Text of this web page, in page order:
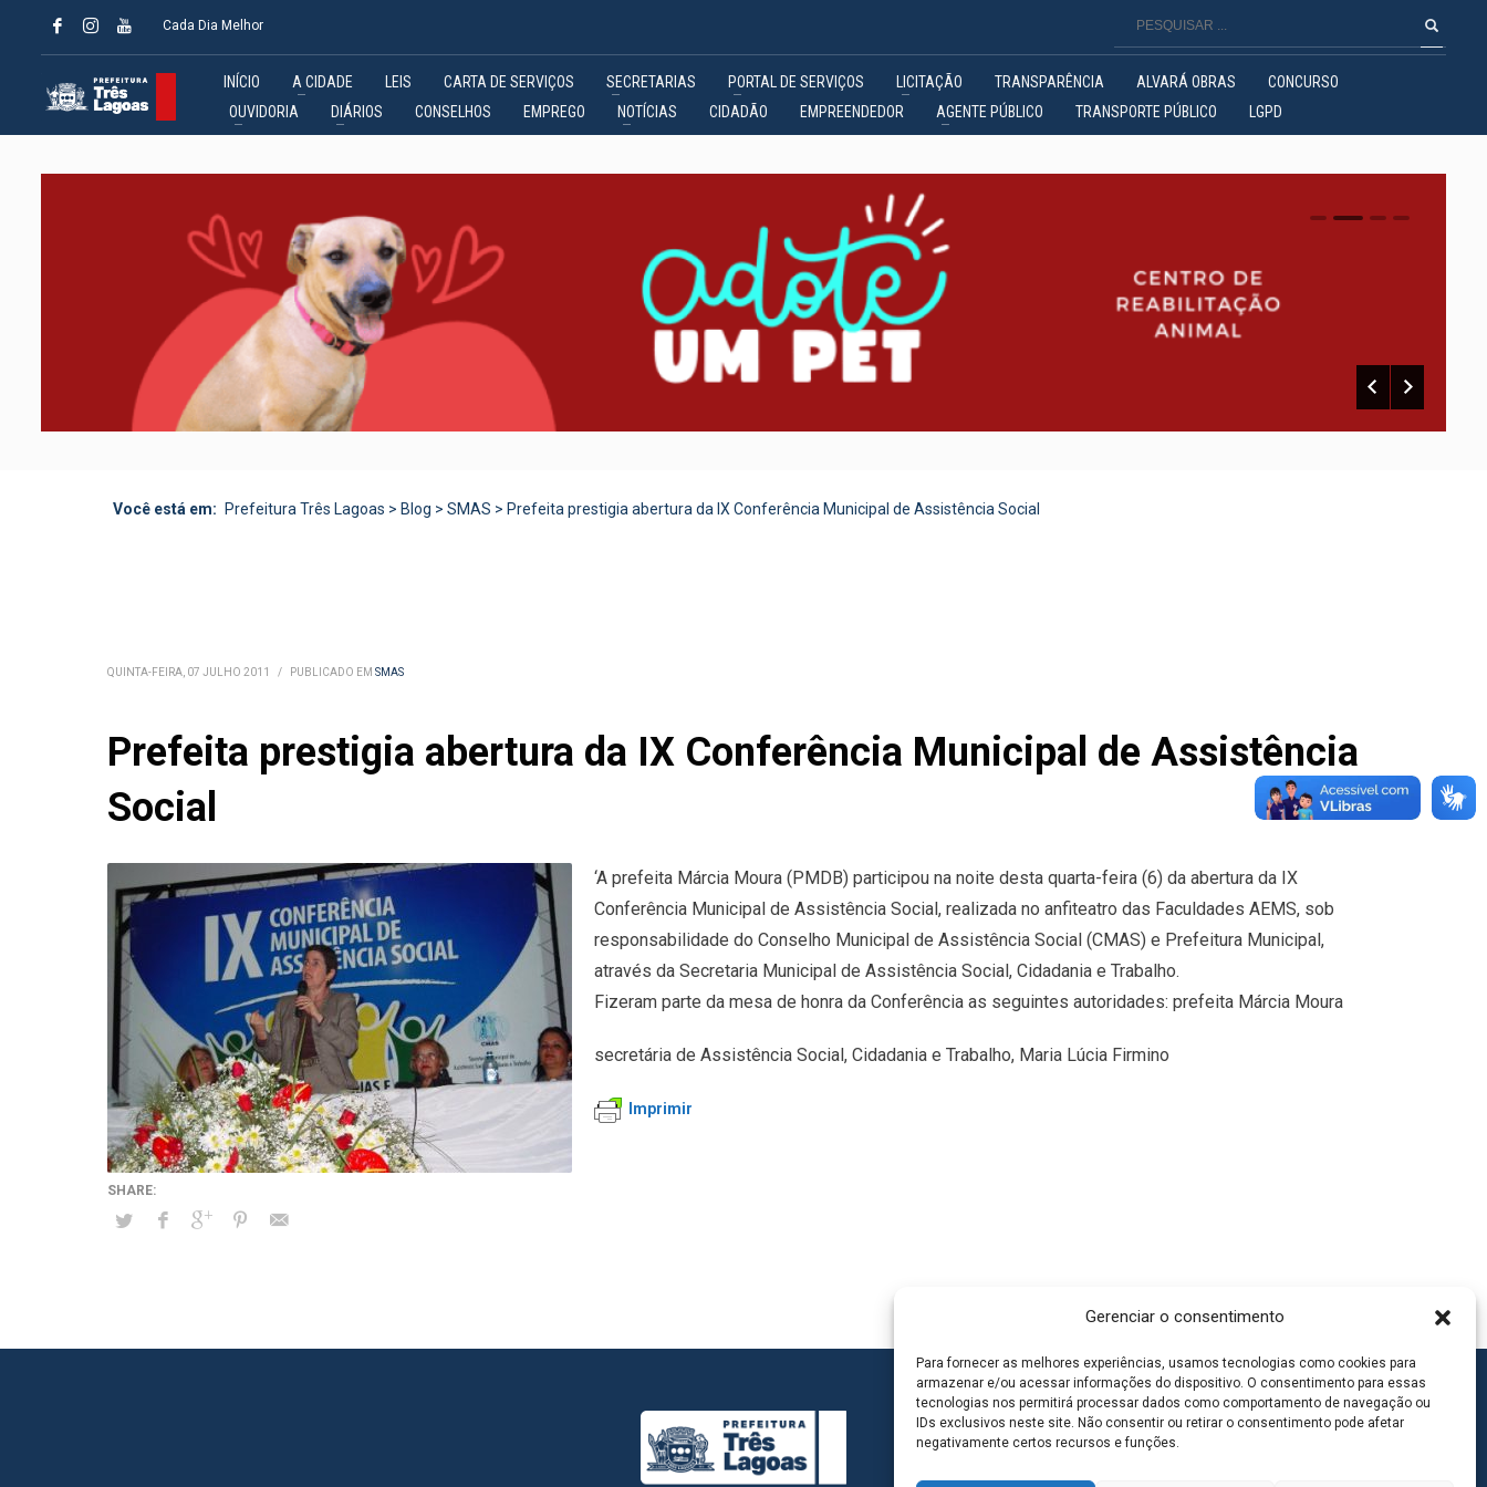
Gerenciar o consentimento
Para fornecer as melhores experiências, usamos tecnologias como cookies para
armazenar e/ou acessar informações do dispositivo. O consentimento para essas
tecnologias nos permitirá processar dados como comportamento de navegação ou
IDs exclusivos neste site. Não consentir ou retirar o consentimento pode afetar
negativamente certos recursos e funções.
Cada Dia Melhor
INÍCIO A CIDADE LEIS CARTA DE SERVIÇOS SECRETARIAS PORTAL DE SERVIÇOS LICITAÇÃO TRANSPARÊNCIA ALVARÁ OBRAS
CONCURSO
OUVIDORIA
DIÁRIOS CONSELHOS EMPREGO NOTÍCIAS CIDADÃO EMPREENDEDOR AGENTE PÚBLICO TRANSPORTE PÚBLICO LGPD
0 1 2
Você está em: Prefeitura Três Lagoas > Blog > SMAS > Prefeita prestigia abertura da IX Conferência Municipal de Assistência Social
QUINTA-FEIRA, 07 JULHO 2011 / PUBLICADO EM SMAS
Prefeita prestigia abertura da IX Conferência Municipal de Assistência
Social
‘A prefeita Márcia Moura (PMDB) participou na noite desta quarta-feira (6) da abertura da IX
Conferência Municipal de Assistência Social, realizada no anfiteatro das Faculdades AEMS, sob
responsabilidade do Conselho Municipal de Assistência Social (CMAS) e Prefeitura Municipal,
através da Secretaria Municipal de Assistência Social, Cidadania e Trabalho.
Fizeram parte da mesa de honra da Conferência as seguintes autoridades: prefeita Márcia Moura
secretária de Assistência Social, Cidadania e Trabalho, Maria Lúcia Firmino
Imprimir